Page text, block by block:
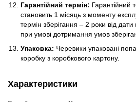
Гарантійний термін: Гарантійний
становить 1 місяць з моменту
термін зберігання – 2 роки від дати
при умові дотримання умов
Упаковка: Черевики упаковані
коробку з коробкового картону.
Характеристики